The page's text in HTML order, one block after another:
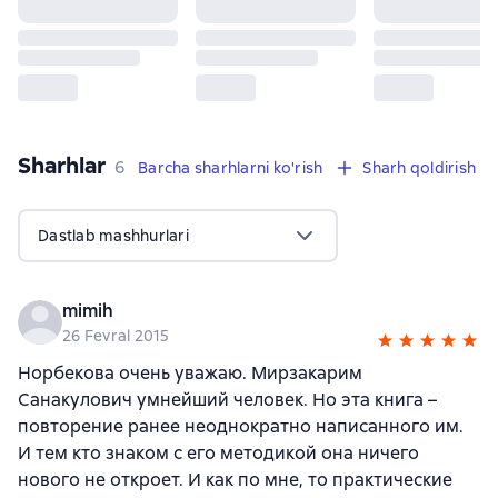
Sharhlar 6 sharhlar
6 Barcha sharhlarni ko'rish Sharh qoldirish
Dastlab mashhurlari
mimih
26 Fevral 2015
Норбекова очень уважаю. Мирзакарим
Санакулович умнейший человек. Но эта книга –
повторение ранее неоднократно написанного им.
И тем кто знаком с его методикой она ничего
нового не откроет. И как по мне, то практические